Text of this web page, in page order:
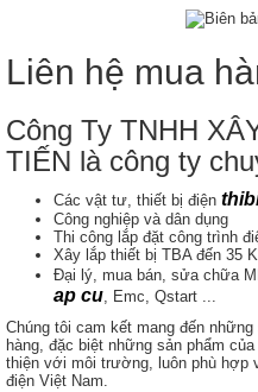
Liên hệ mua
Công Ty TNHH
TIẾN là công ty
Các vật tư, thiết bị điện
Công nghiệp và dân dụng
Thi công lắp đặt công trình
Xây lắp thiết bị TBA đến 35
Đại lý, mua bán, sửa chữa
ap cu, Emc, Qstart ...
Chúng tôi cam kết mang đến
hàng, đặc biệt những sản phẩm
thiện với môi trường, luôn phù hợp
điện Việt Nam.